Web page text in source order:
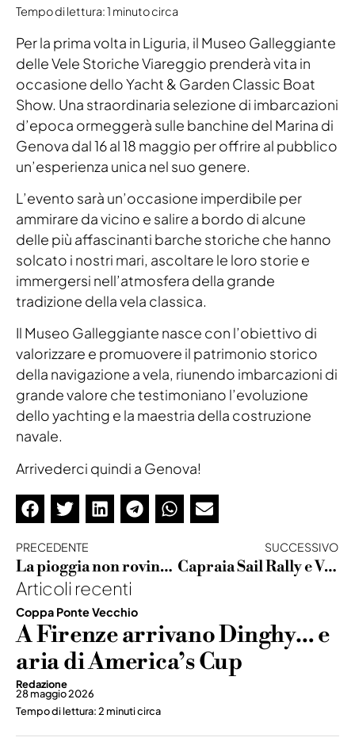
Tempo di lettura: 1 minuto circa
Per la prima volta in Liguria, il Museo Galleggiante
delle Vele Storiche Viareggio prenderà vita in
occasione dello Yacht & Garden Classic Boat
Show. Una straordinaria selezione di imbarcazioni
d’epoca ormeggerà sulle banchine del Marina di
Genova dal 16 al 18 maggio per offrire al pubblico
un’esperienza unica nel suo genere.
L’evento sarà un’occasione imperdibile per
ammirare da vicino e salire a bordo di alcune
delle più affascinanti barche storiche che hanno
solcato i nostri mari, ascoltare le loro storie e
immergersi nell’atmosfera della grande
tradizione della vela classica.
Il Museo Galleggiante nasce con l’obiettivo di
valorizzare e promuovere il patrimonio storico
della navigazione a vela, riunendo imbarcazioni di
grande valore che testimoniano l’evoluzione
dello yachting e la maestria della costruzione
navale.
Arrivederci quindi a Genova!
PRECEDENTE
La pioggia non rovina la festa delle vele d’epoca
SUCCESSIVO
Capraia Sail Rally e Vele Storiche a Punta Ala: tutto pronto per il via!
Articoli recenti
Coppa Ponte Vecchio
A Firenze arrivano Dinghy… e
aria di America’s Cup
Redazione
28 maggio 2026
Tempo di lettura: 2 minuti circa